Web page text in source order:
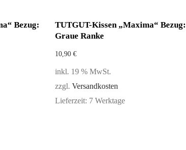
Bezug:
TUTGUT-Kissen „Maxima“ Bezug:
Graue Ranke
10,90 €
inkl. 19 % MwSt.
zzgl. Versandkosten
Lieferzeit: 7 Werktage